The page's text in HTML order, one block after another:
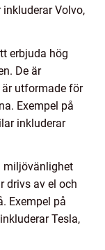
Volvo,
erbjuda hög
De är
utformade för
Exempel på
inkluderar
miljövänlighet
drivs av el och
Exempel på
Tesla,